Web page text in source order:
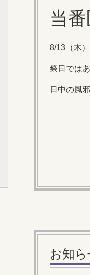
当
8/13（木
祭日では
日中の風
お知